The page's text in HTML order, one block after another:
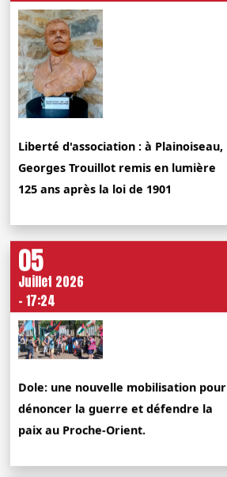
Liberté d'association : à Plainoiseau,
Georges Trouillot remis en lumière
125 ans après la loi de 1901
05
Juillet 2026
- 17:24
Dole: une nouvelle mobilisation pour
dénoncer la guerre et défendre la
paix au Proche-Orient.